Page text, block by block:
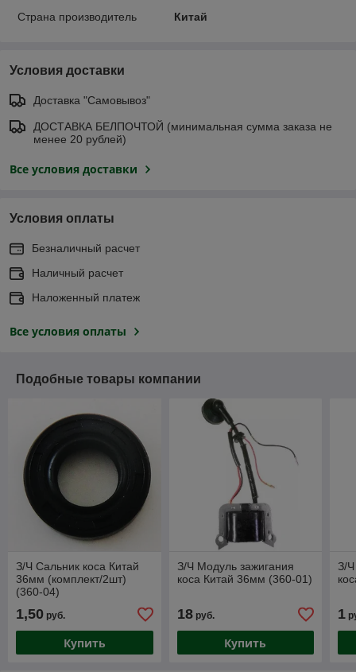
Страна производитель
Китай
Условия доставки
Доставка "Самовывоз"
ДОСТАВКА БЕЛПОЧТОЙ (минимальная сумма заказа не
менее 20 рублей)
Все условия доставки
Условия оплаты
Безналичный расчет
Наличный расчет
Наложенный платеж
Все условия оплаты
Подобные товары компании
З/Ч Сальник коса Китай
36мм (комплект/2шт)
(360-04)
1,50 руб.
Купить
З/Ч Модуль зажигания
коса Китай 36мм (360-01)
18руб.
Купить
З/
1